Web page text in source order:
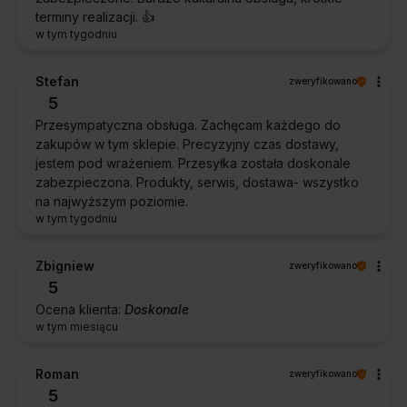
terminy realizacji. 👍️
w tym tygodniu
Stefan zweryfikowano
5
Przesympatyczna obsługa. Zachęcam każdego do
zakupów w tym sklepie. Precyzyjny czas dostawy,
jestem pod wrażeniem. Przesyłka została doskonale
zabezpieczona. Produkty, serwis, dostawa- wszystko
na najwyższym poziomie.
w tym tygodniu
Zbigniew zweryfikowano
5
Ocena klienta: Doskonale
w tym miesiącu
Roman zweryfikowano
5